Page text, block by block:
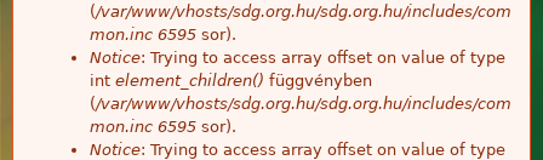
(/var/www/vhosts/sdg.org.hu/sdg.org.hu/includes/com
mon.inc 6595 sor).
Notice: Trying to access array offset on value of type
int element_children() függvényben
(/var/www/vhosts/sdg.org.hu/sdg.org.hu/includes/com
mon.inc 6595 sor).
Notice: Trying to access array offset on value of type